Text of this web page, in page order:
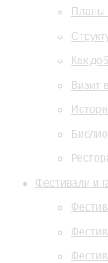
Планы
Как
Визит
Фестивали и